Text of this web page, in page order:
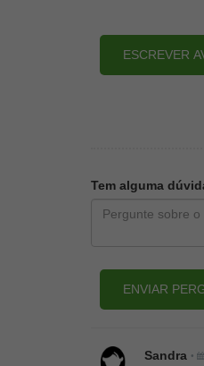
ESCREVER
Tem alguma
ENVIAR
Sandra •